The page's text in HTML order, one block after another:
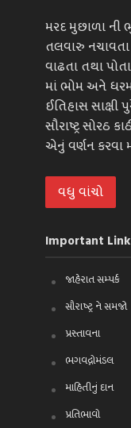
મરદ મુછાળા ની
તલવારુ
વાઢતા તથા
માં ભોમ અને
ઈતિહાસ
સૌરાષ્ટ્ર સોરઠ
એનું વર્ણન કરવા
વધુ વાંચો
Important
જાહેરાત સમ્પર્ક
સૌરાષ્ટ્ર ને સમજો
પ્રસ્તાવના
ભગવદ્ગોમંડલ
માહિતીનું દાન
પ્રતિભાવો